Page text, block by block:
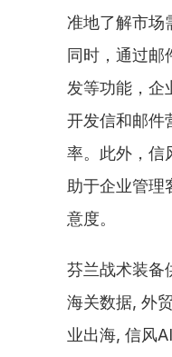
准地了解市场
同时，通过
发等功能，企
开发信和邮件
率。此外，信
助于企业管理
意度。
芬兰战术装备
海关数据, 外
业出海, 信风